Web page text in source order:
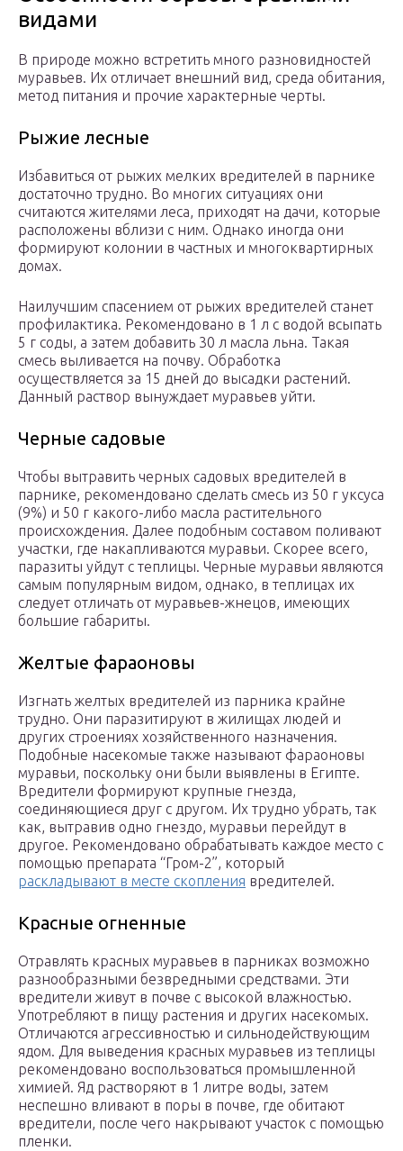
видами
В природе можно встретить много разновидностей
муравьев. Их отличает внешний вид, среда обитания,
метод питания и прочие характерные черты.
Рыжие лесные
Избавиться от рыжих мелких вредителей в парнике
достаточно трудно. Во многих ситуациях они
считаются жителями леса, приходят на дачи, которые
расположены вблизи с ним. Однако иногда они
формируют колонии в частных и многоквартирных
домах.
Наилучшим спасением от рыжих вредителей станет
профилактика. Рекомендовано в 1 л с водой всыпать
5 г соды, а затем добавить 30 л масла льна. Такая
смесь выливается на почву. Обработка
осуществляется за 15 дней до высадки растений.
Данный раствор вынуждает муравьев уйти.
Черные садовые
Чтобы вытравить черных садовых вредителей в
парнике, рекомендовано сделать смесь из 50 г уксуса
(9%) и 50 г какого-либо масла растительного
происхождения. Далее подобным составом поливают
участки, где накапливаются муравьи. Скорее всего,
паразиты уйдут с теплицы. Черные муравьи являются
самым популярным видом, однако, в теплицах их
следует отличать от муравьев-жнецов, имеющих
большие габариты.
Желтые фараоновы
Изгнать желтых вредителей из парника крайне
трудно. Они паразитируют в жилищах людей и
других строениях хозяйственного назначения.
Подобные насекомые также называют фараоновы
муравьи, поскольку они были выявлены в Египте.
Вредители формируют крупные гнезда,
соединяющиеся друг с другом. Их трудно убрать, так
как, вытравив одно гнездо, муравьи перейдут в
другое. Рекомендовано обрабатывать каждое место с
помощью препарата “Гром-2”, который
раскладывают в месте скопления вредителей.
Красные огненные
Отравлять красных муравьев в парниках возможно
разнообразными безвредными средствами. Эти
вредители живут в почве с высокой влажностью.
Употребляют в пищу растения и других насекомых.
Отличаются агрессивностью и сильнодействующим
ядом. Для выведения красных муравьев из теплицы
рекомендовано воспользоваться промышленной
химией. Яд растворяют в 1 литре воды, затем
неспешно вливают в поры в почве, где обитают
вредители, после чего накрывают участок с помощью
пленки.